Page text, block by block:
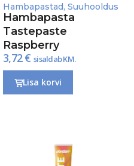
Hambapastad, Suuhooldus
Hambapasta
Tastepaste
Raspberry
3,72€ sisaldab KM.
Lisa korvi